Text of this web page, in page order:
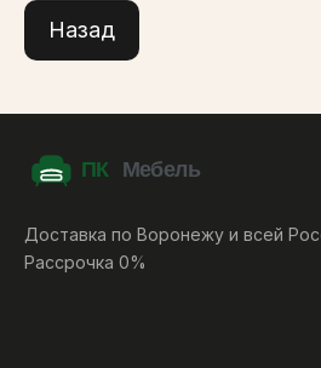
Назад
Доставка по Воронежу и всей
Рассрочка 0%